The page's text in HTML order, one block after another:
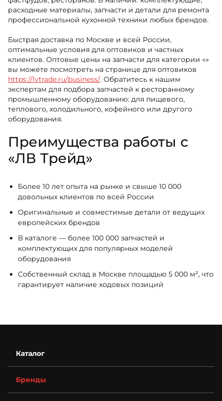
расходные материалы, запчасти и детали для ремонта
профессиональной кухонной техники любых брендов.
Быстрая доставка по Москве и всей России,
оптимальные условия для оптовиков и частных
клиентов. Оптовые цены на запчасти для категории «»
вы можете посмотреть на странице для оптовиков
https://lvtrade.ru/business/. Обратитесь к нашим
экспертам для подбора запчастей к ресторанному
промышленному оборудованию: для пищевого,
теплового, холодильного, кофейного или другого
оборудования.
Преимущества работы с
«ЛВ Трейд»
Более 10 лет опыта на рынке и свыше 10 000
довольных клиентов по всей России
Оригинальные и совместимые детали от ведущих
европейских брендов
В каталоге — более 100 000 запчастей и
комплектующих для популярных моделей
оборудования
Собственный склад в Москве площадью 5 000 м², что
гарантирует наличие ходовых позиций
Каталог
Бренды